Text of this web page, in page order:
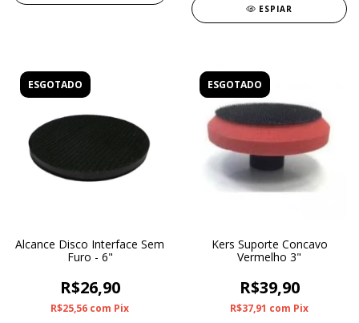
ESPIAR
ESGOTADO
Alcance Disco Interface Sem
Furo - 6"
R$26,90
R$25,56 com Pix
ESGOTADO
Kers Suporte Concavo
Vermelho 3"
R$39,90
R$37,91 com Pix